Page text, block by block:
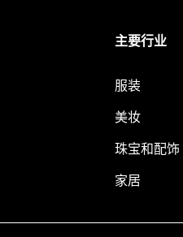
主要行业
服装
美妆
珠宝和配饰
家居